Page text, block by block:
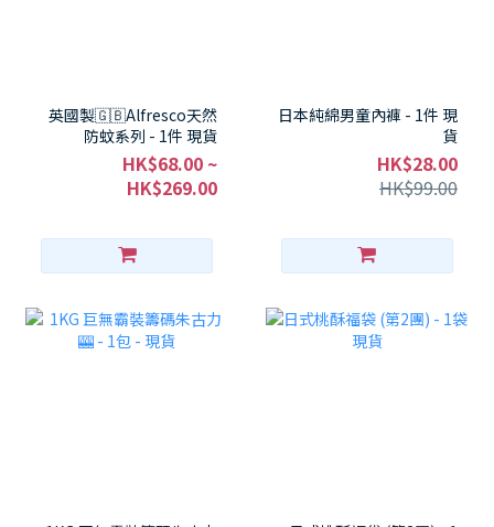
英國製🇬🇧Alfresco天然
防蚊系列 - 1件 現貨
HK$68.00 ~
HK$269.00
日本純綿男童內褲 - 1件 現
貨
HK$28.00
HK$99.00